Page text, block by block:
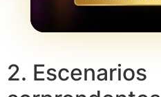
2. Escenarios